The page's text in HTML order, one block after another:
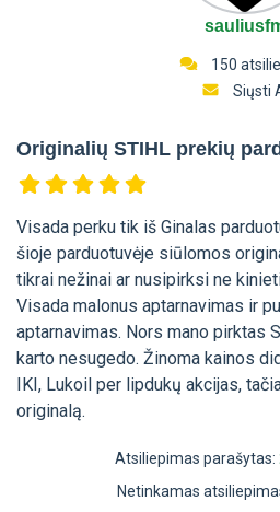
150
Siųsti
Originalių STIHL prekių
Visada perku tik iš Ginalas
šioje parduotuvėje siūlomos
tikrai nežinai ar nusipirksi ne
Visada malonus aptarnavimas ir
aptarnavimas. Nors mano pirktas
karto nesugedo. Žinoma kainos
IKI, Lukoil per lipdukų akcijas,
originalą.
Atsiliepimas parašytas:
Netinkamas